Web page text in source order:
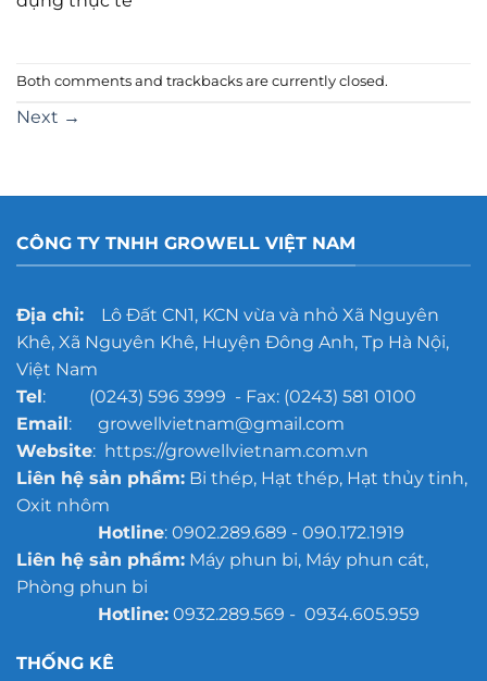
Both comments and trackbacks are currently closed.
Next →
CÔNG TY TNHH GROWELL VIỆT NAM
Địa chỉ:Lô Đất CN1, KCN vừa và nhỏ Xã Nguyên
Khê, Xã Nguyên Khê, Huyện Đông Anh, Tp Hà Nội,
Việt Nam
Tel: (0243) 596 3999 - Fax: (0243) 581 0100
Email: growellvietnam@gmail.com
Website: https://growellvietnam.com.vn
Liên hệ sản phẩm:Bi thép, Hạt thép, Hạt thủy tinh,
Oxit nhôm
Hotline: 0902.289.689 - 090.172.1919
Liên hệ sản phẩm:Máy phun bi, Máy phun cát,
Phòng phun bi
Hotline:0932.289.569 - 0934.605.959
THỐNG KÊ